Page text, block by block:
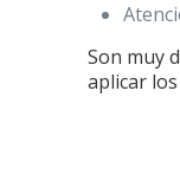
Son muy
aplicar